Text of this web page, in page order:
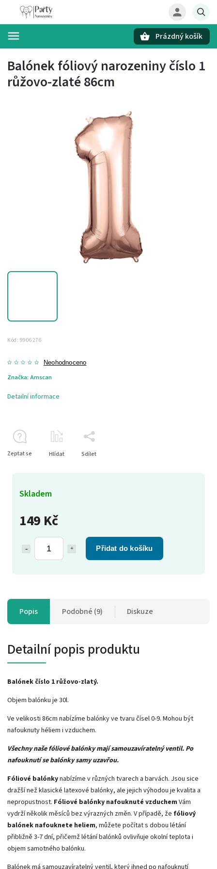
Prázdný košík
Balónek fóliový narozeniny číslo 1
růžovo-zlaté 86cm
Kód: 9906276
Neohodnoceno
Značka: Amscan
149 Kč
Přidat do košíku
Skladem
Detailní informace
Zeptat se Hlídat Sdílet
Popis Podobné (9) Diskuze
Detailní popis produktu
Balónek číslo 1 růžovo-zlatý.
Objem balónku je 30l.
Ve velikosti 86cm nabízíme balónky ve tvaru čísel 0-9. Mohou být
nafouknuty héliem i vzduchem.
Všechny naše fóliové balónky mají samouzavíratelný ventil. Po
nafouknutí se balónky samy uzavřou.
Fóliové balónkynabízíme v různých tvarech a barvách. Jsou sice
dražší než klasické latexové balónky, ale jejich výhodou je kvalita a
nepropustnost. Fóliové balónky nafouknuté vzduchem Vám
vydrží několik měsíců bez výrazných změn. V případě, že fóliový
balónek nafouknete heliem, můžete počítat s dobou létání
přibližně 3-7 dní, přičemž létání balónků ovlivňuje okolní teplota i
objem samotného balónku.
Balónek má samouzavíratelný ventil, který ihned po nafouknutí